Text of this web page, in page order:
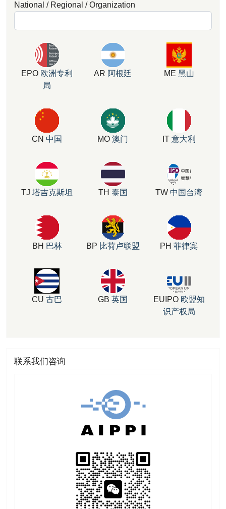
National / Regional / Organization
EPO 欧洲专利
局
AR 阿根廷 ME 黑山
CN 中国 MO 澳门 IT 意大利
TJ 塔吉克斯坦 TH 泰国 TW 中国台湾
BH 巴林 BP 比荷卢联盟 PH 菲律宾
CU 古巴 GB 英国 EUIPO 欧盟知
识产权局
联系我们咨询